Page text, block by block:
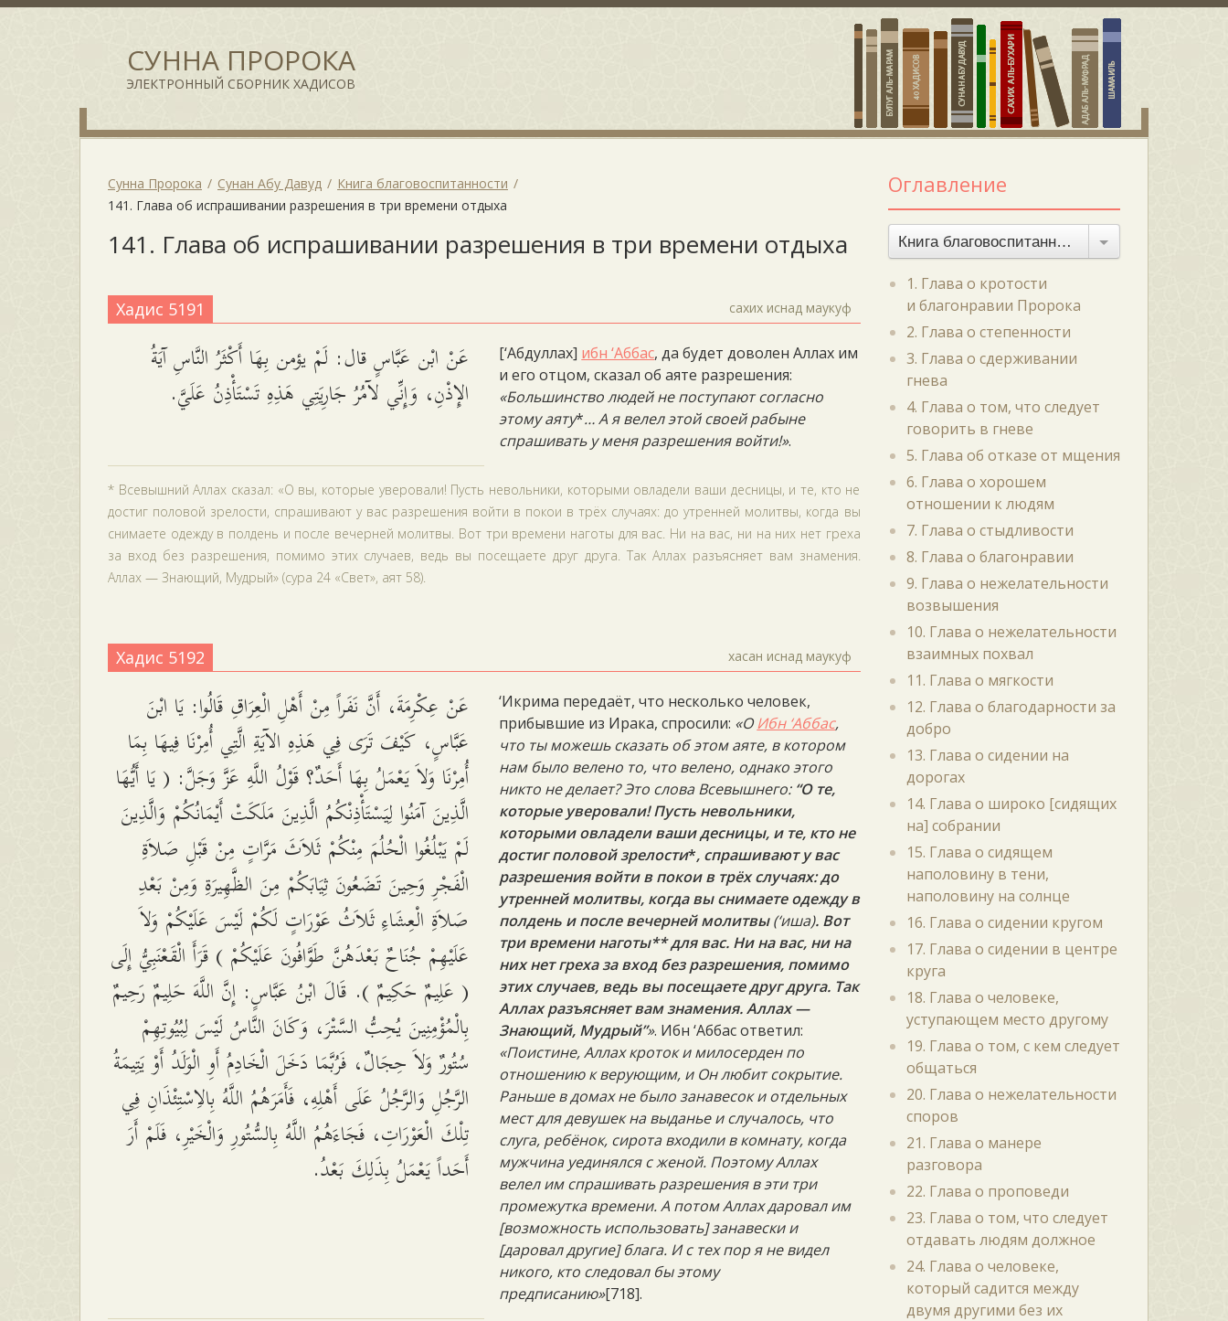
СУННА ПРОРОКА
ЭЛЕКТРОННЫЙ СБОРНИК ХАДИСОВ
Сунна Пророка Сунан Абу Давуд
Книга благовоспитанности
141. Глава об испрашивании разрешения в три времени отдыха
141. Глава об испрашивании разрешения в три времени отдыха
Хадис 5191 сахих иснад маукуф
عَنْ ابْن عَبَّاسٍ قال: لَمْ يؤمن بِهَا أَكْثَرُ النَّاسِ آيَةُ
الإِذْنِ، وَإِنِّي لآمُرُ جَارِيَتِي هَذِهِ تَسْتَأْذِنُ عَلَيَّ.
[‘Абдуллах] ибн ‘Аббас, да будет доволен Аллах им
и его отцом, сказал об аяте разрешения:
«Большинство людей не поступают согласно
этому аяту*… А я велел этой своей рабыне
спрашивать у меня разрешения войти!».
* Всевышний Аллах сказал: «О вы, которые уверовали! Пусть невольники, которыми овладели ваши десницы, и те, кто не
достиг половой зрелости, спрашивают у вас разрешения войти в покои в трёх случаях: до утренней молитвы, когда вы
снимаете одежду в полдень и после вечерней молитвы. Вот три времени наготы для вас. Ни на вас, ни на них нет греха
за вход без разрешения, помимо этих случаев, ведь вы посещаете друг друга. Так Аллах разъясняет вам знамения.
Аллах — Знающий, Мудрый» (сура 24 «Свет», аят 58).
Хадис 5192 хасан иснад маукуф
عَنْ عِكْرِمَةَ، أَنَّ نَفَراً مِنْ أَهْلِ الْعِرَاقِ قَالُوا: يَا ابْنَ
عَبَّاسٍ، كَيْفَ تَرَى فِي هَذِهِ الآيَةِ الَّتِي أُمِرْنَا فِيهَا بِمَا
أُمِرْنَا وَلاَ يَعْمَلُ بِهَا أَحَدٌ؟ قَوْلُ اللَّهِ عَزَّ وَجَلَّ: ( يَا أَيُّهَا
الَّذِينَ آمَنُوا لِيَسْتَأْذِنْكُمُ الَّذِينَ مَلَكَتْ أَيْمَانُكُمْ وَالَّذِينَ
لَمْ يَبْلُغُوا الْحُلُمَ مِنْكُمْ ثَلاَثَ مَرَّاتٍ مِنْ قَبْلِ صَلاَةِ
الْفَجْرِ وَحِينَ تَضَعُونَ ثِيَابَكُمْ مِنَ الظَّهِيرَةِ وَمِنْ بَعْدِ
صَلاَةِ الْعِشَاءِ ثَلاَثُ عَوْرَاتٍ لَكُمْ لَيْسَ عَلَيْكُمْ وَلاَ
عَلَيْهِمْ جُنَاحٌ بَعْدَهُنَّ طَوَّافُونَ عَلَيْكُمْ ) قَرَأَ الْقَعْنَبِيُّ إِلَى
( عَلِيمٌ حَكِيمٌ ). قَالَ ابْنُ عَبَّاسٍ: إِنَّ اللَّهَ حَلِيمٌ رَحِيمٌ
بِالْمُؤْمِنِينَ يُحِبُّ السَّتْرَ، وَكَانَ النَّاسُ لَيْسَ لِبُيُوتِهِمْ
سُتُورٌ وَلاَ حِجَالٌ، فَرُبَّمَا دَخَلَ الْخَادِمُ أَوِ الْوَلَدُ أَوْ يَتِيمَةُ
الرَّجُلِ وَالرَّجُلُ عَلَى أَهْلِهِ، فَأَمَرَهُمُ اللَّهُ بِالاِسْتِئْذَانِ فِي
تِلْكَ الْعَوْرَاتِ، فَجَاءَهُمُ اللَّهُ بِالسُّتُورِ وَالْخَيْرِ، فَلَمْ أَرَ
أَحَداً يَعْمَلُ بِذَلِكَ بَعْدُ.
‘Икрима передаёт, что несколько человек,
прибывшие из Ирака, спросили: «ОИбн ‘Аббас,
что ты можешь сказать об этом аяте, в котором
нам было велено то, что велено, однако этого
никто не делает? Это слова Всевышнего: “О те,
которые уверовали! Пусть невольники,
которыми овладели ваши десницы, и те, кто не
достиг половой зрелости*, спрашивают у вас
разрешения войти в покои в трёх случаях: до
утренней молитвы, когда вы снимаете одежду в
полдень и после вечерней молитвы(‘иша). Вот
три времени наготы** для вас. Ни на вас, ни на
них нет греха за вход без разрешения, помимо
этих случаев, ведь вы посещаете друг друга. Так
Аллах разъясняет вам знамения. Аллах —
Знающий, Мудрый”». Ибн ‘Аббас ответил:
«Поистине, Аллах кроток и милосерден по
отношению к верующим, и Он любит сокрытие.
Раньше в домах не было занавесок и отдельных
мест для девушек на выданье и случалось, что
слуга, ребёнок, сирота входили в комнату, когда
мужчина уединялся с женой. Поэтому Аллах
велел им спрашивать разрешения в эти три
промежутка времени. А потом Аллах даровал им
[возможность использовать] занавески и
[даровал другие] блага. И с тех пор я не видел
никого, кто следовал бы этому
предписанию»[718].
Оглавление
Книга благовоспитанности
1. Глава о кротости
и благонравии Пророка
2. Глава о степенности
3. Глава о сдерживании
гнева
4. Глава о том, что следует
говорить в гневе
5. Глава об отказе от мщения
6. Глава о хорошем
отношении к людям
7. Глава о стыдливости
8. Глава о благонравии
9. Глава о нежелательности
возвышения
10. Глава о нежелательности
взаимных похвал
11. Глава о мягкости
12. Глава о благодарности за
добро
13. Глава о сидении на
дорогах
14. Глава о широко [сидящих
на] собрании
15. Глава о сидящем
наполовину в тени,
наполовину на солнце
16. Глава о сидении кругом
17. Глава о сидении в центре
круга
18. Глава о человеке,
уступающем место другому
19. Глава о том, с кем следует
общаться
20. Глава о нежелательности
споров
21. Глава о манере
разговора
22. Глава о проповеди
23. Глава о том, что следует
отдавать людям должное
24. Глава о человеке,
который садится между
двумя другими без их